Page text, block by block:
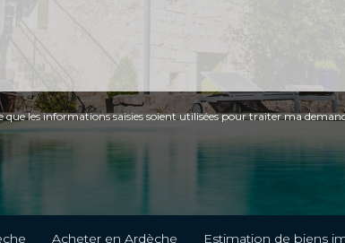
les informations saisies soient utilisées pour traiter ma
Acheter en Ardèche Estimation de biens